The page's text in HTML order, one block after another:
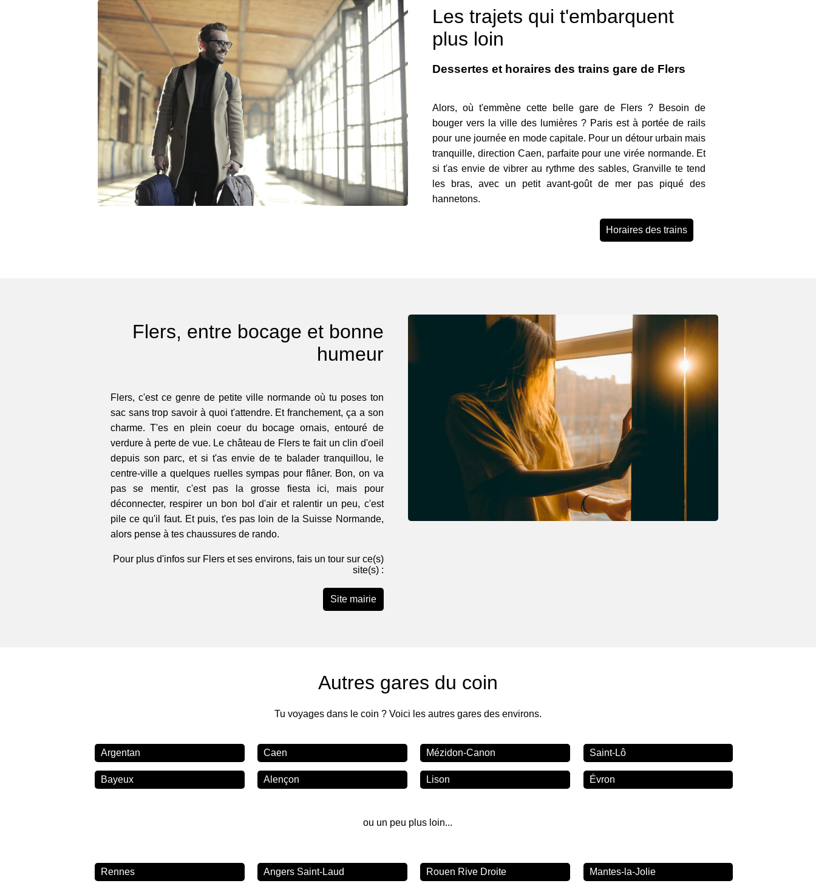
Les trajets qui t'embarquent
plus loin
Dessertes et horaires des trains gare de Flers
Alors, où t'emmène cette belle gare de Flers ? Besoin de
bouger vers la ville des lumières ? Paris est à portée de rails
pour une journée en mode capitale. Pour un détour urbain mais
tranquille, direction Caen, parfaite pour une virée normande. Et
si t'as envie de vibrer au rythme des sables, Granville te tend
les bras, avec un petit avant-goût de mer pas piqué des
hannetons.
Horaires des trains
Flers, entre bocage et bonne
humeur
Flers, c'est ce genre de petite ville normande où tu poses ton
sac sans trop savoir à quoi t'attendre. Et franchement, ça a son
charme. T'es en plein coeur du bocage ornais, entouré de
verdure à perte de vue. Le château de Flers te fait un clin d'oeil
depuis son parc, et si t'as envie de te balader tranquillou, le
centre-ville a quelques ruelles sympas pour flâner. Bon, on va
pas se mentir, c'est pas la grosse fiesta ici, mais pour
déconnecter, respirer un bon bol d'air et ralentir un peu, c'est
pile ce qu'il faut. Et puis, t'es pas loin de la Suisse Normande,
alors pense à tes chaussures de rando.
Pour plus d'infos sur Flers et ses environs, fais un tour sur ce(s)
site(s) :
Site mairie
Autres gares du coin
Tu voyages dans le coin ? Voici les autres gares des environs.
Argentan Caen Mézidon-Canon Saint-Lô
Bayeux Alençon Lison Évron
ou un peu plus loin...
Rennes Angers Saint-Laud Rouen Rive Droite Mantes-la-Jolie